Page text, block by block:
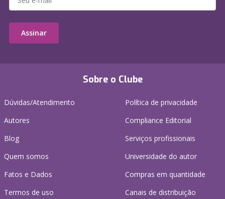
Sobre o Clube
Dúvidas/Atendimento
Autores
Blog
Quem somos
Fatos e Dados
Termos de uso
Política de privacidade
Compliance Editorial
Serviços profissionais
Universidade do autor
Compras em quantidade
Canais de distribuição
Assinar